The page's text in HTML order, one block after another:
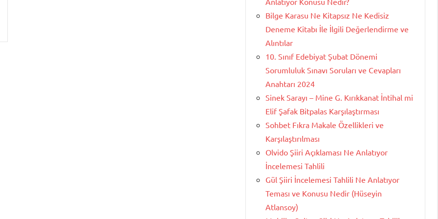
Bilge Karasu Ne Kitapsız Ne Kedisiz
Deneme Kitabı İle İlgili Değerlendirme ve
Alıntılar
10. Sınıf Edebiyat Şubat Dönemi
Sorumluluk Sınavı Soruları ve Cevapları
Anahtarı 2024
Sinek Sarayı – Mine G. Kırıkkanat İntihal mi
Elif Şafak Bitpalas Karşılaştırması
Sohbet Fıkra Makale Özellikleri ve
Karşılaştırılması
Olvido Şiiri Açıklaması Ne Anlatıyor
İncelemesi Tahlili
Gül Şiiri İncelemesi Tahlili Ne Anlatıyor
Teması ve Konusu Nedir (Hüseyin
Atlansoy)